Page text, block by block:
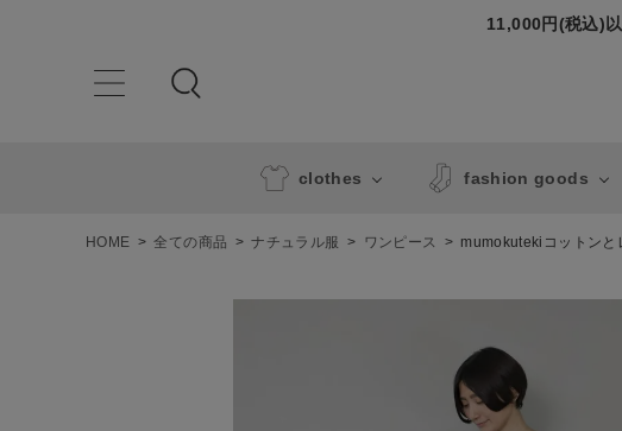
11,000円(税込)
clothes fashion goods
HOME 全ての商品 ナチュラル服 ワンピース mumokutekiコットンと